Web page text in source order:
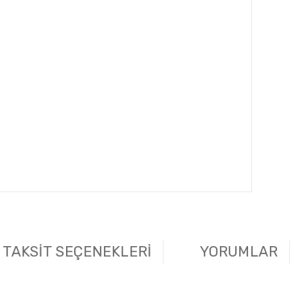
TAKSİT SEÇENEKLERİ YORUMLAR